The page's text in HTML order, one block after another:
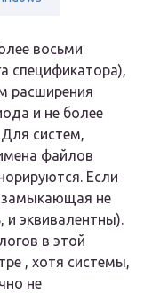
восьми
спецификатора),
расширения
и не более
систем,
файлов
Если
замыкающая не
и эквивалентны).
в этой
, хотя системы,
не